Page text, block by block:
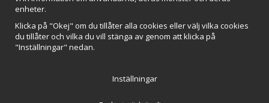
VI SKICKAR MED
enheter.
Klicka på "Okej" om du tillåter alla cookies eller välj vilka cookies
du tillåter och vilka du vill stänga av genom att klicka på
"Inställningar" nedan.
Inställningar